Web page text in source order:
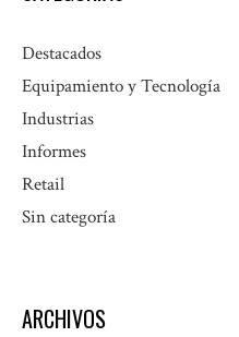
Destacados
Equipamiento y Tecnología
Industrias
Informes
Retail
Sin categoría
ARCHIVOS